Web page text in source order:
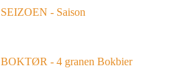
SEIZOEN - Saison
BOKTØR - 4 granen Bokbier